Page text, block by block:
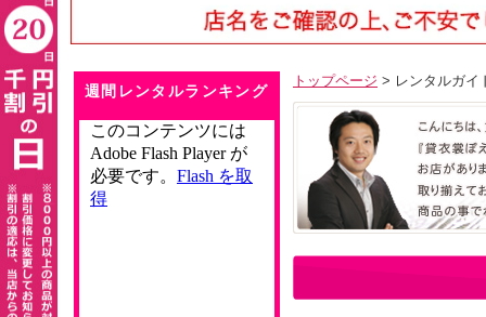
週間レンタルランキング
トップページ > レンタルガイ